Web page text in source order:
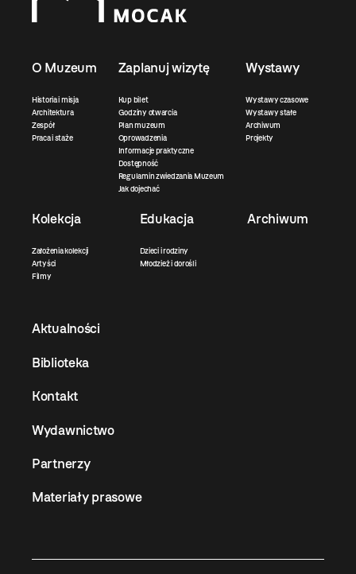
O Muzeum
Historia i misja
Architektura
Zespół
Praca i staże
Zaplanuj wizytę
Kup bilet
Godziny otwarcia
Plan muzeum
Oprowadzenia
Informacje praktyczne
Dostępność
Regulamin zwiedzania Muzeum
Jak dojechać
Wystawy
Wystawy czasowe
Wystawy stałe
Archiwum
Projekty
Kolekcja
Założenia kolekcji
Artyści
Filmy
Edukacja
Dzieci i rodziny
Młodzież i dorośli
Archiwum
Aktualności
Biblioteka
Kontakt
Wydawnictwo
Partnerzy
Materiały prasowe